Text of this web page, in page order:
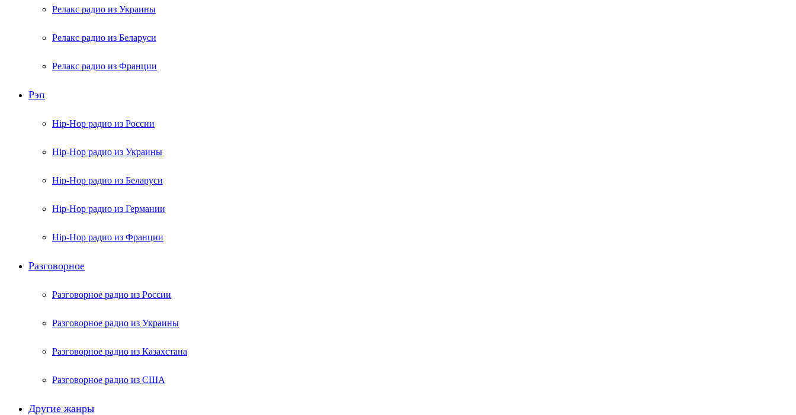
Релакс радио из Украины
Релакс радио из Беларуси
Релакс радио из Франции
Рэп
Hip-Hop радио из России
Hip-Hop радио из Украины
Hip-Hop радио из Беларуси
Hip-Hop радио из Германии
Hip-Hop радио из Франции
Разговорное
Разговорное радио из России
Разговорное радио из Украины
Разговорное радио из Казахстана
Разговорное радио из США
Другие жанры